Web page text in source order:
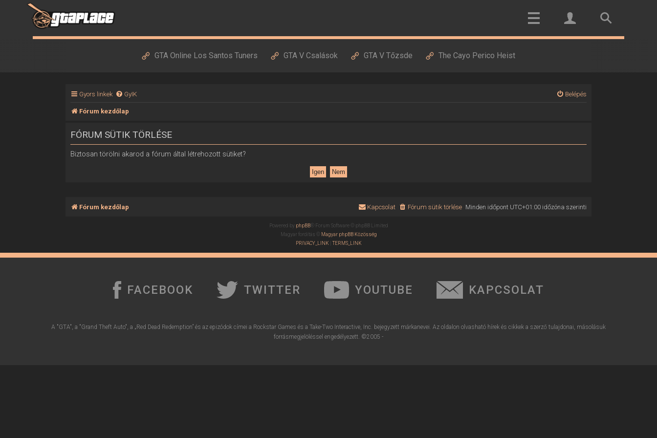
GTA Online Los Santos Tuners GTA V Csalások GTA V Tőzsde The Cayo Perico Heist
Gyors linkek GyIK Belépés
Fórum kezdőlap
FÓRUM SÜTIK TÖRLÉSE
Biztosan törölni akarod a fórum által létrehozott sütiket?
Fórum kezdőlap Minden időpont UTC+01:00időzóna szerinti
Fórum sütik törlése
Kapcsolat
Powered by phpBB® Forum Software © phpBB Limited
Magyar fordítás © Magyar phpBB Közösség
PRIVACY_LINK |TERMS_LINK
FACEBOOK TWITTER YOUTUBE KAPCSOLAT
A "GTA", a "Grand Theft Auto", a „Red Dead Redemption” és az epizódok címei a Rockstar Games és a Take-Two Interactive, Inc. bejegyzett márkanevei. Az oldalon olvasható hírek és cikkek a szerző tulajdonai, másolásuk
forrásmegjelöléssel engedélyezett. ©2005 -